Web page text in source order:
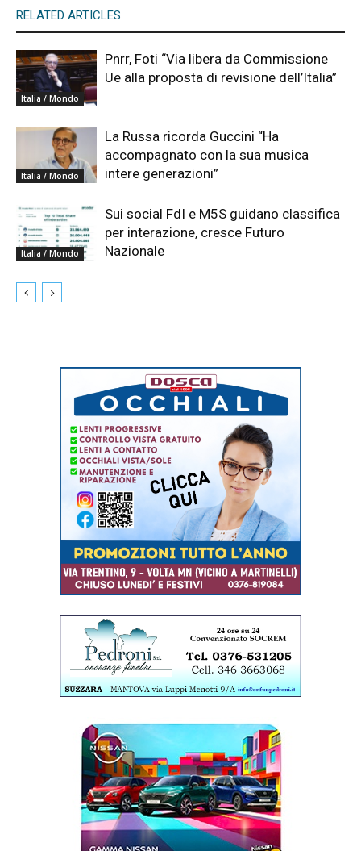
RELATED ARTICLES
Italia / Mondo
Pnrr, Foti “Via libera da Commissione
Ue alla proposta di revisione dell’Italia”
Italia / Mondo
La Russa ricorda Guccini “Ha
accompagnato con la sua musica
intere generazioni”
Italia / Mondo
Sui social FdI e M5S guidano classifica
per interazione, cresce Futuro
Nazionale